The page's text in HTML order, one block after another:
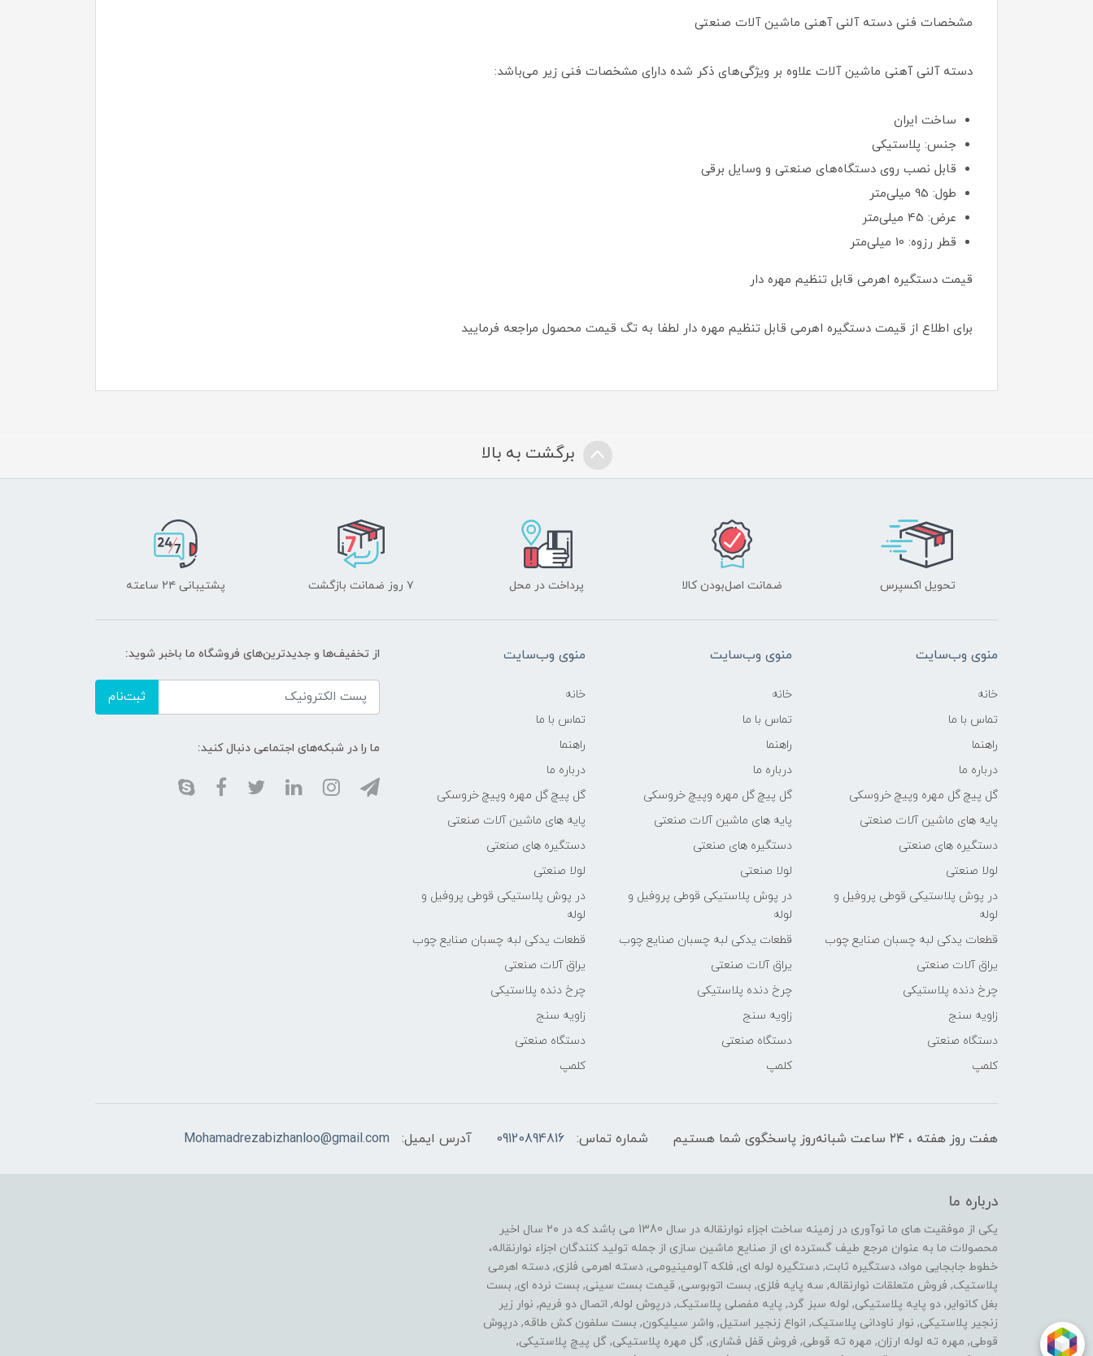
مشخصات فنی دسته آلنی آهنی ماشین آلات صنعتی
دسته آلنی آهنی ماشین آلات علاوه بر ویژگی‌های ذکر شده دارای مشخصات فنی زیر می‌باشد:
ساخت ایران
جنس: پلاستیکی
قابل نصب روی دستگاه‌های صنعتی و وسایل برقی
طول: 95 میلی‌متر
عرض: 45 میلی‌متر
قطر رزوه: 10 میلی‌متر
قیمت دستگیره اهرمی قابل تنظیم مهره دار
برای اطلاع از قیمت دستگیره اهرمی قابل تنظیم مهره دار لطفا به تگ قیمت محصول مراجعه فرمایید
برگشت به بالا
تحویل اکسپرس ضمانت اصل‌بودن کالا پرداخت در محل ۷ روز ضمانت بازگشت پشتیبانی ۲۴ ساعته
منوی وب‌سایت
خانه
تماس با ما
راهنما
درباره ما
گل پیچ گل مهره وپیچ خروسکی
پایه های ماشین آلات صنعتی
دستگیره های صنعتی
لولا صنعتی
در پوش پلاستیکی قوطی پروفیل و
لوله
قطعات یدکی لبه چسبان صنایع چوب
یراق آلات صنعتی
چرخ دنده پلاستیکی
زاویه سنج
دستگاه صنعتی
کلمپ
منوی وب‌سایت
خانه
تماس با ما
راهنما
درباره ما
گل پیچ گل مهره وپیچ خروسکی
پایه های ماشین آلات صنعتی
دستگیره های صنعتی
لولا صنعتی
در پوش پلاستیکی قوطی پروفیل و
لوله
قطعات یدکی لبه چسبان صنایع چوب
یراق آلات صنعتی
چرخ دنده پلاستیکی
زاویه سنج
دستگاه صنعتی
کلمپ
منوی وب‌سایت
خانه
تماس با ما
راهنما
درباره ما
گل پیچ گل مهره وپیچ خروسکی
پایه های ماشین آلات صنعتی
دستگیره های صنعتی
لولا صنعتی
در پوش پلاستیکی قوطی پروفیل و
لوله
قطعات یدکی لبه چسبان صنایع چوب
یراق آلات صنعتی
چرخ دنده پلاستیکی
زاویه سنج
دستگاه صنعتی
کلمپ
از تخفیف‌ها و جدیدترین‌های فروشگاه ما باخبر شوید:
ثبت‌نام
ما را در شبکه‌های اجتماعی دنبال کنید:
هفت روز هفته ، ۲۴ ساعت شبانه‌روز پاسخگوی شما هستیم شماره تماس: 09120894816 آدرس ایمیل: Mohamadrezabizhanloo@gmail.com
درباره ما
یکی از موفقیت های ما نوآوری در زمینه ساخت اجزاء نوارنقاله در سال 1380 می باشد که در ۲۰ سال اخیر
محصولات ما به عنوان مرجع طیف گسترده ای از صنایع ماشین سازی از جمله تولید کنندگان اجزاء نوارنقاله،
خطوط جابجایی مواد، دستگیره ثابت, دستگیره لوله ای, فلکه آلومینیومی, دسته اهرمی فلزی, دسته اهرمی
پلاستیک, فروش متعلقات نوارنقاله, سه پایه فلزی, بست اتوبوسی, قیمت بست سینی, بست نرده ای, بست
بغل کانوایر, دو پایه پلاستیکی, لوله سبز گرد, پایه مفصلی پلاستیک, درپوش لوله, اتصال دو فریم, نوار زیر
زنجیر پلاستیکی, نوار ناودانی پلاستیک, انواع زنجیر استیل, واشر سیلیکون, بست سلفون کش طاقه, درپوش
قوطی, مهره ته لوله ارزان, مهره ته قوطی, فروش قفل فشاری, گل مهره پلاستیکی, گل پیچ پلاستیکی,